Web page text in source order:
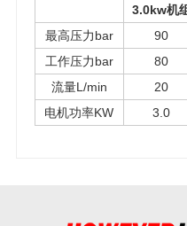
3.0kw机
最高压力bar
90
工作压力bar
80
流量L/min
20
电机功率KW
3.0